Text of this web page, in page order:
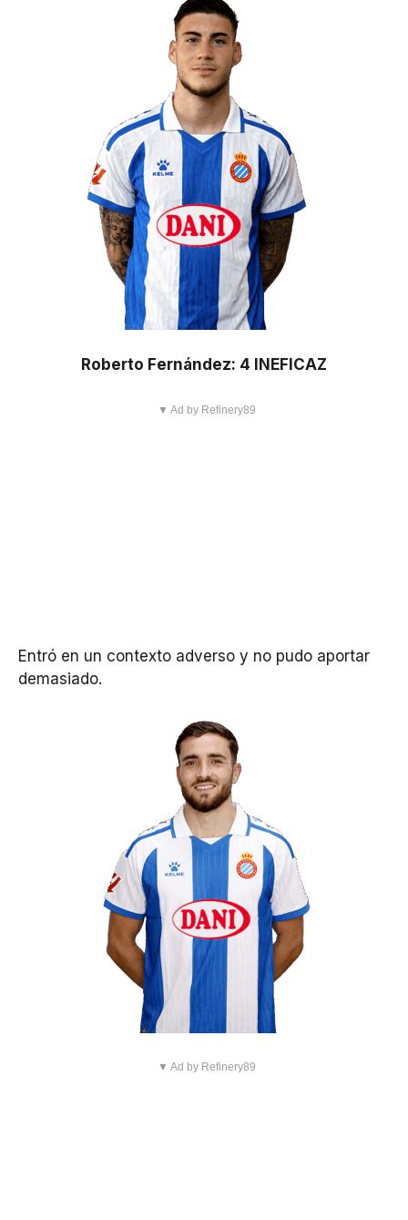
Roberto Fernández: 4 INEFICAZ
▼ Ad by Refinery89
Entró en un contexto adverso y no pudo aportar
demasiado.
▼ Ad by Refinery89